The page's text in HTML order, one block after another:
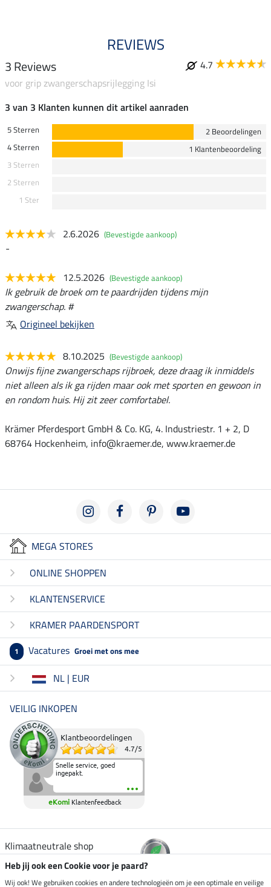
REVIEWS
3 Reviews
4.7
voor grip zwangerschapsrijlegging Isi
3 van 3 Klanten kunnen dit artikel aanraden
5 Sterren
2 Beoordelingen
4 Sterren
1 Klantenbeoordeling
3 Sterren
2 Sterren
1 Ster
2.6.2026 (Bevestigde aankoop)
-
12.5.2026 (Bevestigde aankoop)
Ik gebruik de broek om te paardrijden tijdens mijn
zwangerschap. #
Origineel bekijken
8.10.2025 (Bevestigde aankoop)
Onwijs fijne zwangerschaps rijbroek, deze draag ik inmiddels
niet alleen als ik ga rijden maar ook met sporten en gewoon in
en rondom huis. Hij zit zeer comfortabel.
Krämer Pferdesport GmbH & Co. KG, 4. Industriestr. 1 + 2, D
68764 Hockenheim, info@kraemer.de, www.kraemer.de
MEGA STORES
ONLINE SHOPPEN
KLANTENSERVICE
KRAMER PAARDENSPORT
1 Vacatures Groei met ons mee
NL | EUR
VEILIG INKOPEN
Klantbeoordelingen
4.7/5
Snelle service, goed
ingepakt.
eKomi Klantenfeedback
Klimaatneutrale shop
Verzending per
Heb jij ook een Cookie voor je paard?
Wij ook! We gebruiken cookies en andere technologieën om je een optimale en veilige